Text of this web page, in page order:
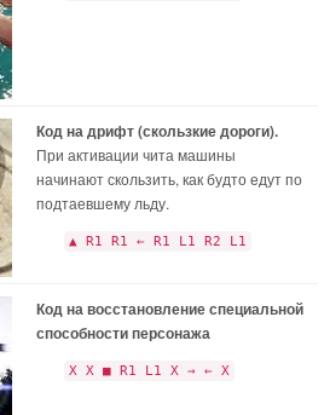
Код на дрифт (скользкие дороги).
При активации чита машины
начинают скользить, как будто едут по
подтаевшему льду.
▲ R1 R1 ← R1 L1 R2 L1
Код на восстановление специальной
способности персонажа
X X ■ R1 L1 X → ← X